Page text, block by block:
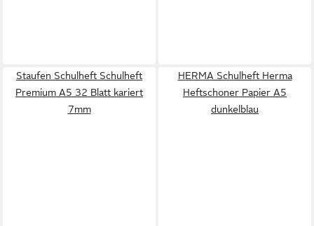
Staufen Schulheft Schulheft
Premium A5 32 Blatt kariert
7mm
HERMA Schulheft Herma
Heftschoner Papier A5
dunkelblau